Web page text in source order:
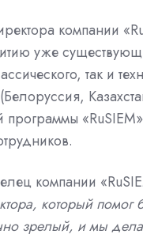
компании
уже
так и
программы
компании
который
зрелый, и мы